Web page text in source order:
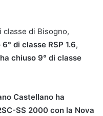
classe di Bisogno,
di classe RSP 1.6,
chiuso 9° di classe
Castellano ha
SS 2000 con la Nova